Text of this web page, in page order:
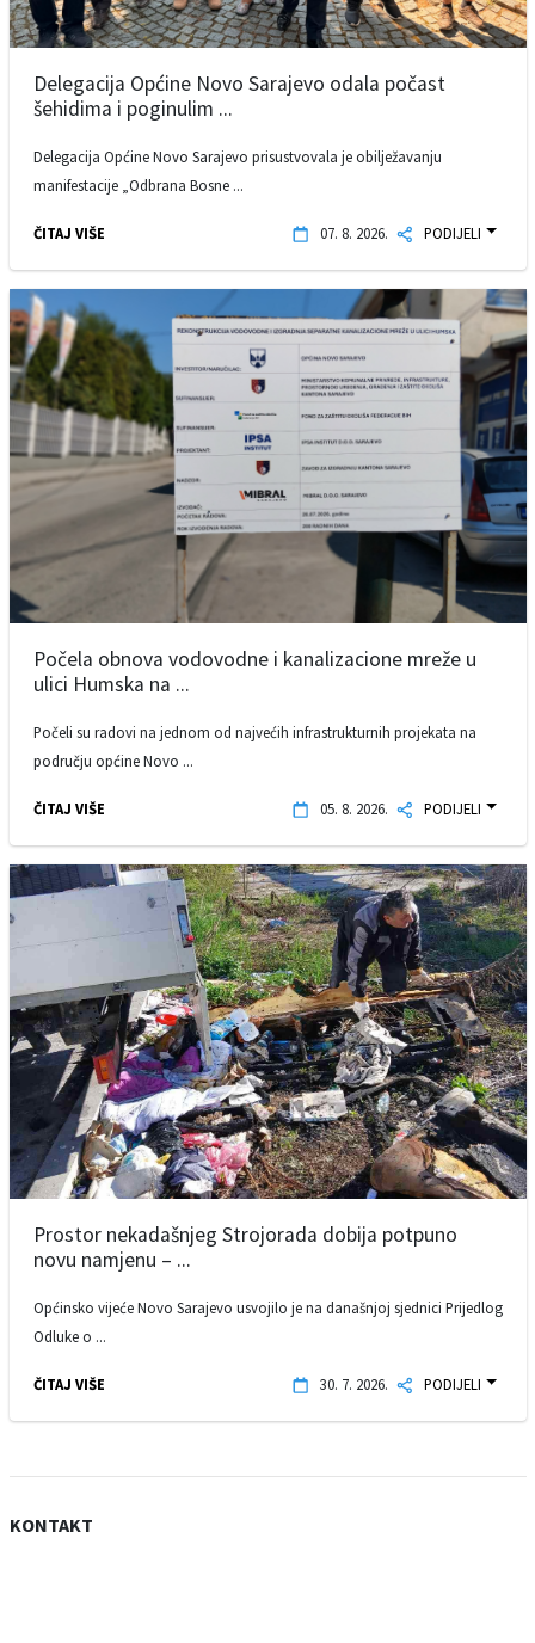
Delegacija Općine Novo Sarajevo odala počast
šehidima i poginulim ...
Delegacija Općine Novo Sarajevo prisustvovala je obilježavanju
manifestacije „Odbrana Bosne ...
ČITAJ VIŠE 07. 8. 2026. PODIJELI
Počela obnova vodovodne i kanalizacione mreže u
ulici Humska na ...
Počeli su radovi na jednom od najvećih infrastrukturnih projekata na
području općine Novo ...
ČITAJ VIŠE 05. 8. 2026. PODIJELI
Prostor nekadašnjeg Strojorada dobija potpuno
novu namjenu – ...
Općinsko vijeće Novo Sarajevo usvojilo je na današnjoj sjednici Prijedlog
Odluke o ...
ČITAJ VIŠE 30. 7. 2026. PODIJELI
KONTAKT